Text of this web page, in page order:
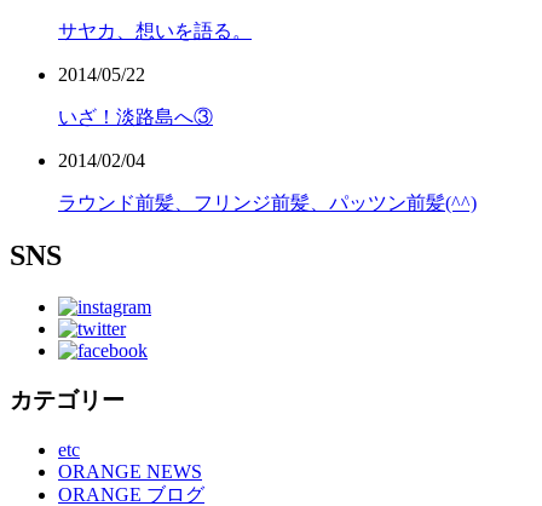
サヤカ、想いを語る。
2014/05/22
いざ！淡路島へ③
2014/02/04
ラウンド前髪、フリンジ前髪、パッツン前髪(^^)
SNS
カテゴリー
etc
ORANGE NEWS
ORANGE ブログ